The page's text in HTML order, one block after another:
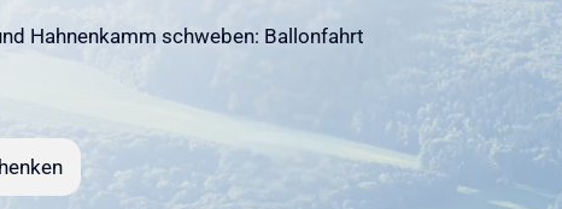
Hahnenkamm schweben: Ballonfahrt